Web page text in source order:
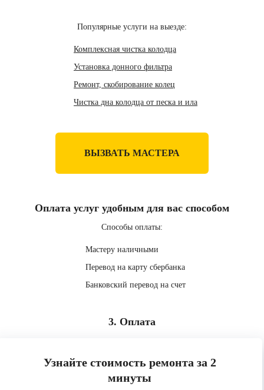
Популярные услуги на выезде:
Комплексная чистка колодца
Установка донного фильтра
Ремонт, скобирование колец
Чистка дна колодца от песка и ила
ВЫЗВАТЬ МАСТЕРА
3. Оплата
Узнайте стоимость ремонта за 2
минуты
Оплата услуг удобным для вас способом
Способы оплаты:
Мастеру наличными
Перевод на карту сбербанка
Банковский перевод на счет